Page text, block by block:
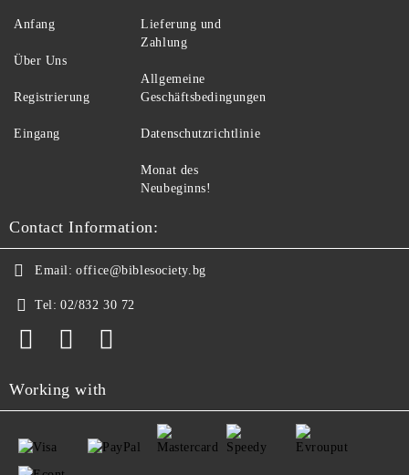
Anfang
Über Uns
Registrierung
Eingang
Lieferung und
Zahlung
Allgemeine
Geschäftsbedingungen
Datenschutzrichtlinie
Monat des
Neubeginns!
Contact Information:
Email: office@biblesociety.bg
Tel: 02/832 30 72
Working with